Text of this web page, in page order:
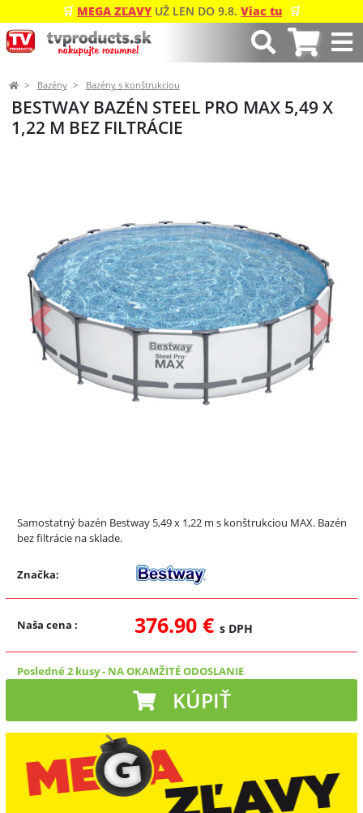
🛒 MEGA ZĽAVY UŽ LEN DO 9.8. Viac tu 🛒
Bazény Bazény s konštrukciou
BESTWAY BAZÉN STEEL PRO MAX 5,49 X
1,22 M BEZ FILTRÁCIE
Predchádzajúci Ďalší
Samostatný bazén Bestway 5,49 x 1,22 m s konštrukciou MAX. Bazén
bez filtrácie na sklade.
Značka:
Naša cena : 376.90 € s DPH
Posledné 2 kusy- NA OKAMŽITÉ ODOSLANIE
KÚPIŤ